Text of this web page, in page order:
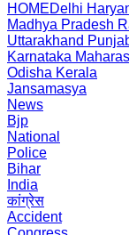
HOMEDelhi
Madhya Pradesh
Uttarakhand
Karnataka
Odisha Kerala
Jansamasya
News
Bjp
National
Police
Bihar
India
कांग्रेस
Accident